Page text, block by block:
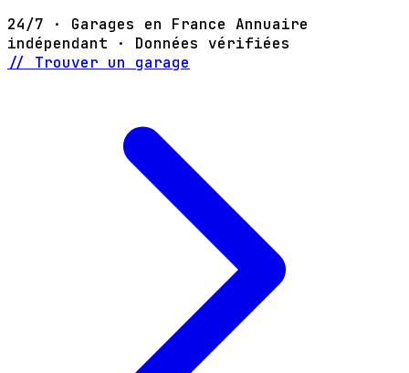
24/7 · Garages en France Annuaire
indépendant · Données vérifiées
// Trouver un garage